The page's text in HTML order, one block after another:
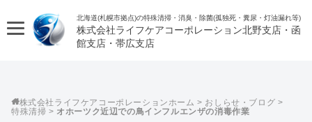
北海道(札幌市拠点)の特殊清掃・消臭・除菌(孤独死・糞尿・灯油漏れ等)
株式会社ライフケアコーポレーション
株式会社ライフケアコーポレーション > おしらせ・ブログ >
特殊清掃 > オホーツク近辺での鳥インフルエンザの消毒作業